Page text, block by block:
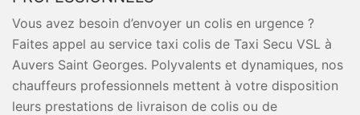
Vous avez besoin d’envoyer un colis en urgence ?
Faites appel au service taxi colis de Taxi Secu VSL à
Auvers Saint Georges. Polyvalents et dynamiques, nos
chauffeurs professionnels mettent à votre disposition
leurs prestations de livraison de colis ou de